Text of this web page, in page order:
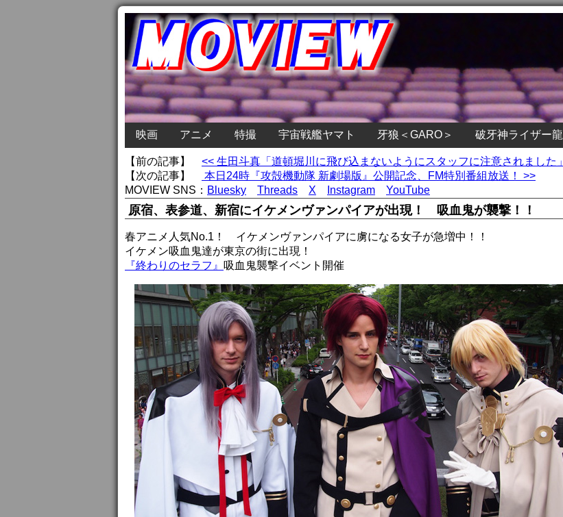
映画 アニメ 特撮 宇宙戦艦ヤマト 牙狼＜GARO＞ 破牙神ライザー龍
【前の記事】 << 生田斗真「道頓堀川に飛び込まないようにスタッフに注意されました」
【次の記事】
本日24時『攻殻機動隊 新劇場版』公開記念、FM特別番組放送！ >>
MOVIEW SNS： Bluesky Threads X Instagram YouTube
原宿、表参道、新宿にイケメンヴァンパイアが出現！ 吸血鬼が襲撃！！
春アニメ人気No.1！ イケメンヴァンパイアに虜になる女子が急増中！！
イケメン吸血鬼達が東京の街に出現！
『終わりのセラフ』 吸血鬼襲撃イベント開催